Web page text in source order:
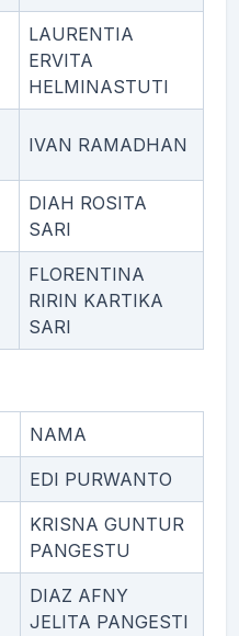
LAURENTIA
ERVITA
HELMINASTUTI
IVAN RAMADHAN
DIAH ROSITA
SARI
FLORENTINA
RIRIN KARTIKA
SARI
NAMA
EDI PURWANTO
KRISNA GUNTUR
PANGESTU
DIAZ AFNY
JELITA PANGESTI